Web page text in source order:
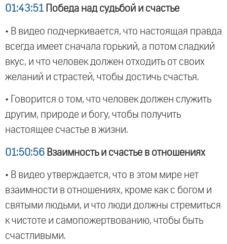
01:43:51 Победа над судьбой и счастье
• В видео подчеркивается, что настоящая правда
всегда имеет сначала горький, а потом сладкий
вкус, и что человек должен отходить от своих
желаний и страстей, чтобы достичь счастья.
• Говорится о том, что человек должен служить
другим, природе и богу, чтобы получить
настоящее счастье в жизни.
01:50:56 Взаимность и счастье в отношениях
• В видео утверждается, что в этом мире нет
взаимности в отношениях, кроме как с богом и
святыми людьми, и что люди должны стремиться
к чистоте и самопожертвованию, чтобы быть
счастливыми.